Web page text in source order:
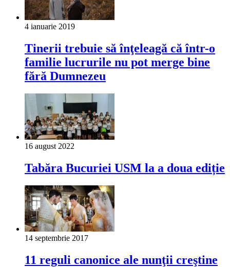
4 ianuarie 2019
Tinerii trebuie să înţeleagă că într-o
familie lucrurile nu pot merge bine
fără Dumnezeu
16 august 2022
Tabăra Bucuriei USM la a doua ediție
14 septembrie 2017
11 reguli canonice ale nunţii creştine